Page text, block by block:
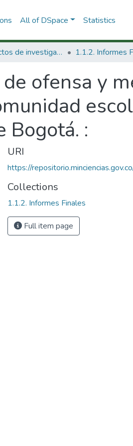
All of DSpace Statistics
1.1 Productos de investigación 1.1.2. Informes
ofensa y
Bogotá. :
URI
https://
Collections
1.1.2. Informes Finales
Full item page